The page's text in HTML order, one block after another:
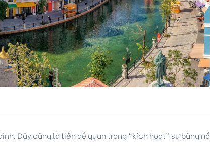
Đây cũng là tiền đề quan trọng “kích hoạt” sự bùng nổ